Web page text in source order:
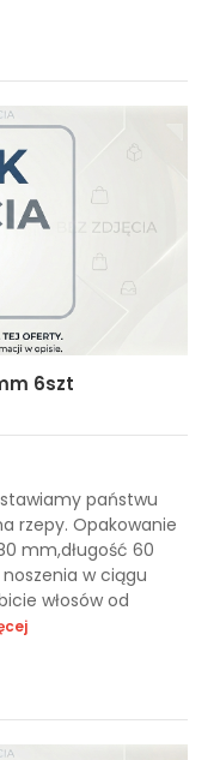
6szt
państwu
rzepy. Opakowanie
mm,długość 60
w ciągu
włosów od